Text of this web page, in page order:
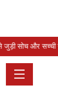
से जुड़ी सोच और